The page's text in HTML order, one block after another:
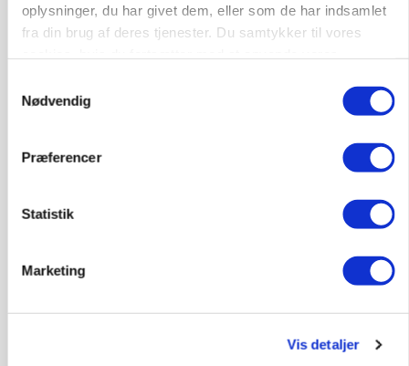
oplysninger, du har givet dem, eller som de har indsamlet
fra din brug af deres tjenester. Du samtykker til vores
Nødvendig
Præferencer
Statistik
Marketing
Vis detaljer
PLANTER
Før såmaskinen kører: Her er efterårets største
skadedyrsrisici
Grisebestanden stiger trods svagere